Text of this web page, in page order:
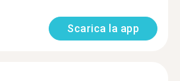
Scarica la app